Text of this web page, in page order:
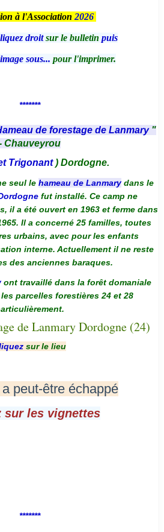
à l'Association 2026
droitsur le bulletin puis
sous... pour l'imprimer.
*******
de forestage de Lanmary "
Chauveyrou
Trigonant) Dordogne.
seul le hameau de Lanmarydans le
fut installé. Ce camp ne
il a été ouvert en 1963 et ferme dans
Il a concerné 25 familles, toutes
urbains, avec pour les enfants
interne. Actuellement il ne reste
des anciennes baraques.
ont travaillé dans la forêt domaniale
parcelles forestières 24 et 28
sur le lieu
peut-être échappé
sur les vignettes
*******